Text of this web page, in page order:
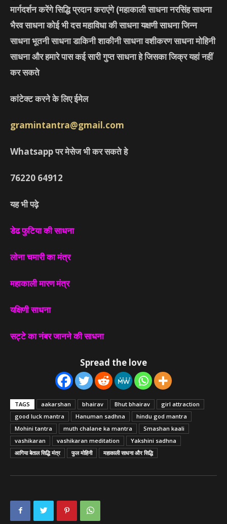
मार्गदर्शन करेंगे सिद्धि प्रदान कराएंगे (महाकाली साधना नरसिंह साधना
भैरव साधना कोई भी दस महाविधा की साधना यक्षणी साधना जिन्न
साधना भूतनी साधना डाकिनी शाकीनी साधना वशीकरण साधना मोहिनी
साधना और हमारे पास कई सारी गुप्त साधना हे जिसका जिक्र यहां नहीं
कर सकते
कांटेक्ट करने के लिए ईमेल
gramintantra@gmail.com
Whatsapp पर मेसेज भी कर सकते हे
76220 64912
यह भी पढ़े
डेढ फुटिया की साधना
लोना चमारी का मंत्र
महाकाली मारण मंत्र
यक्षिणी साधना
सट्टे का नंबर जानने की साधना
Spread the love
TAGS aakarshan bhairav Bhut bhairav
girl attraction
good luck mantra
Hanuman sadhna
hindu god mantra
Mohini tantra
muth chalane ka mantra
Smashan kaali
vashikaran
vashikaran meditation
Yakshini sadhna
आगिया बेताल सिद्धि मंत्र
फुल मोहिनी महाकाली साधना और सिद्धि